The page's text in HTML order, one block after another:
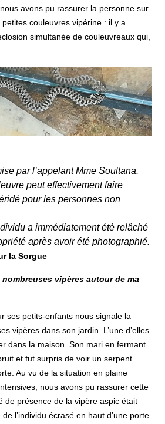
avons pu rassurer la personne sur
petites couleuvres vipérine : il y a
simultanée de couleuvreaux qui,
par l’appelant Mme Soultana.
peut effectivement faire
pour les personnes non
a immédiatement été relâché
après avoir été photographié.
la Sorgue
nombreuses vipères autour de ma
ses petits-enfants nous signale la
vipères dans son jardin. L’une d’elles
dans la maison. Son mari en fermant
et fut surpris de voir un serpent
Au vu de la situation en plaine
nous avons pu rassurer cette
de présence de la vipère aspic était
l’individu écrasé en haut d’une porte